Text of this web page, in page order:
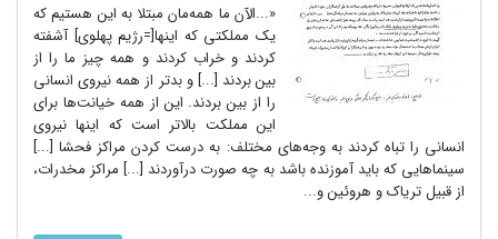
«...الآن ما همه‌مان مبتلا به این هستیم که
یک مملکتی که اینها[=رژیم پهلوی] آشفته
کردند و خراب کردند و همه چیز ما را از
بین بردند [...] و بدتر از همه نیروی انسانی
را از بین بردند. این از همه خیانت‌ها برای
این مملکت بالاتر است که اینها نیروی
انسانی را تباه کردند به وجه‌های مختلف: به درست کردن مراکز فحشا [...]
سینماهایی که باید آموزنده باشد به چه صورت درآوردند [...] مراکز مخدرات،
از قبیل تریاک و هروئین و...